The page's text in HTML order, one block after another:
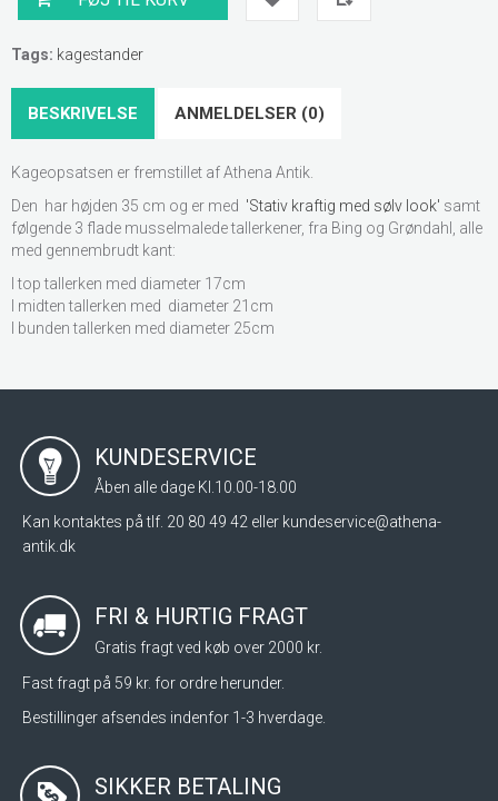
Tags: kagestander
BESKRIVELSE ANMELDELSER (0)
Kageopsatsen er fremstillet af Athena Antik.
Den har højden 35 cm og er med 'Stativ kraftig med sølv look' samt
følgende 3 flade musselmalede tallerkener, fra Bing og Grøndahl, alle
med gennembrudt kant:
I top tallerken med diameter 17cm
I midten tallerken med diameter 21cm
I bunden tallerken med diameter 25cm
KUNDESERVICE
Åben alle dage Kl.10.00-18.00
Kan kontaktes på tlf. 20 80 49 42 eller kundeservice@athena-
antik.dk
FRI & HURTIG FRAGT
Gratis fragt ved køb over 2000 kr.
Fast fragt på 59 kr. for ordre herunder.
Bestillinger afsendes indenfor 1-3 hverdage.
SIKKER BETALING